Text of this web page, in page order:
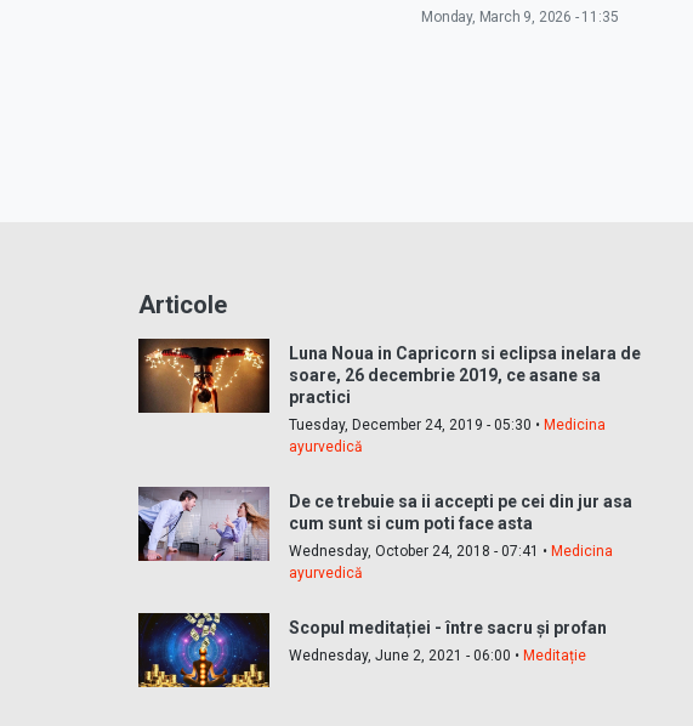
Monday, March 9, 2026 - 11:35
Articole
Luna Noua in Capricorn si eclipsa inelara de
soare, 26 decembrie 2019, ce asane sa
practici
Tuesday, December 24, 2019 - 05:30 •Medicina
ayurvedică
De ce trebuie sa ii accepti pe cei din jur asa
cum sunt si cum poti face asta
Wednesday, October 24, 2018 - 07:41 •Medicina
ayurvedică
Scopul meditației - între sacru și profan
Wednesday, June 2, 2021 - 06:00 •Meditație